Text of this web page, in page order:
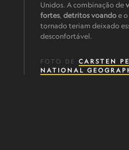
Unidos. A combinação de
fortes, detritos voandoe
tornado teriam deixado
desconfortável.
FOTO DE CARSTEN
NATIONAL